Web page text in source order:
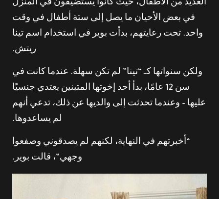
العديد من الأطفال، حيث كانوا يستضيفون في المنزل
في بعض الأحيان ما يصل إلى ستة أطفال في وقت
واحد. تحت رعايتهم، بدأت بوير في استخدام اسم تينا
ريتش.
ولكن سنواتها كـ “تينا” لم تكن سهلة. عندما كانت في
سن 12 عامًا، بدأ أحد إخوتها المتبنين يعتدي جنسيًا
عليها – وعندما تحدثت إلى والديها عن ذلك، تدعي أنهم
لم يساعدوها.
“أخبرتهم في النهاية، لكنهم لم يصدقوني وصفعوا
وجهي”، قالت بوير.